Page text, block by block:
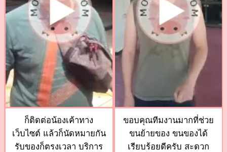
ก็ติดต่อน้องเค้าทาง
เว็บไซต์ แล้วก็นัดหมายกัน
รับของก็ตรงเวลา บริการ
ขอบคุณทีมงานมากที่ช่วย
ขนย้ายของ ขนของได้
เรียบร้อยดีครับ สะดวก